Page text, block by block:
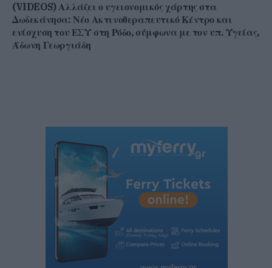
(VIDEOS) Αλλάζει ο υγειονομικός χάρτης στα
Δωδεκάνησα: Νέο Ακτινοθεραπευτικό Κέντρο και
ενίσχυση του ΕΣΥ στη Ρόδο, σύμφωνα με τον υπ. Υγείας,
Άδωνη Γεωργιάδη